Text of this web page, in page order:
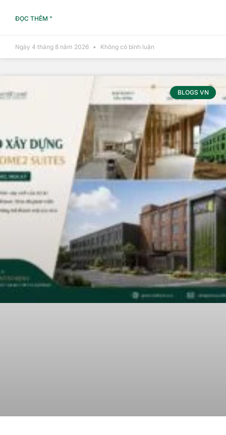
ĐỌC THÊM "
Ngày 4 tháng 8 năm 2026 Không có bình luận
BLOGS VN